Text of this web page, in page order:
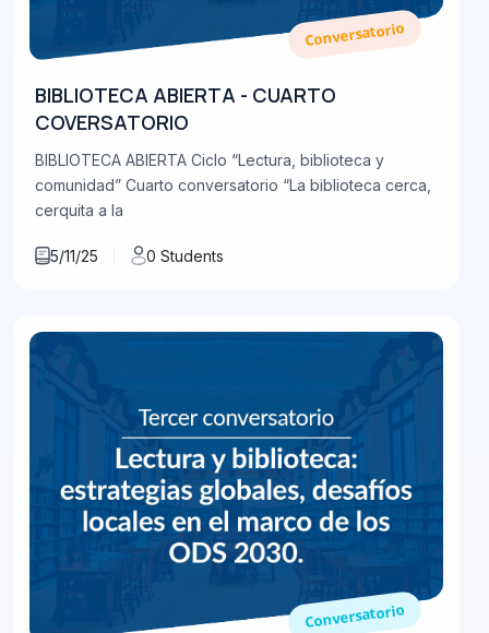
Conversatorio
BIBLIOTECA ABIERTA - CUARTO
COVERSATORIO
BIBLIOTECA ABIERTA Ciclo “Lectura, biblioteca y
comunidad” Cuarto conversatorio “La biblioteca cerca,
cerquita a la
5/11/25 0 Students
Conversatorio